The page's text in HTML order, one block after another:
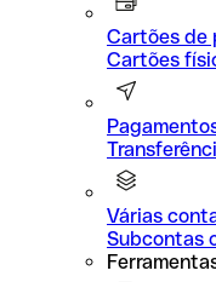
Cartões de
Cartões
Várias
Subcontas